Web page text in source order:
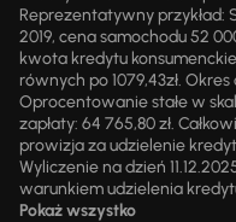
Reprezentatywny przykład:
2019, cena samochodu 52
kwota kredytu
równych po 1079,43zł.
Oprocentowanie stałe w
zapłaty: 64 765,80 zł.
prowizja za udzielenie
Wyliczenie na dzień
warunkiem udzielenia
Pokaż wszystko